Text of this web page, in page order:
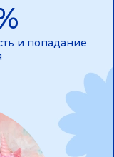
и попадание